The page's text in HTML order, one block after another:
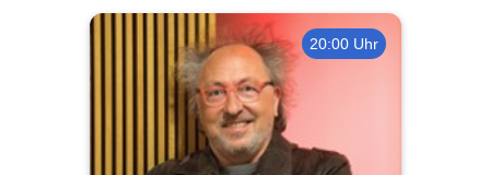
20:00 Uhr